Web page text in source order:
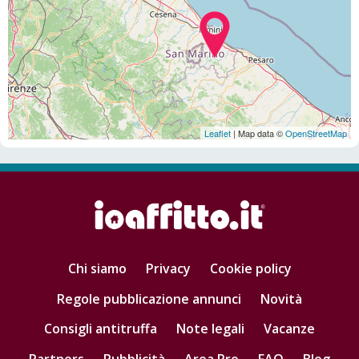
Leaflet| Map data ©OpenStreetMap
Chi siamo Privacy
Cookie policy
Regole pubblicazione annunci
Novità
Consigli antitruffa
Note legali
Vacanze